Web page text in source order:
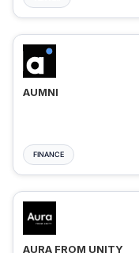
AUMNI
FINANCE
AURA FROM UNITY